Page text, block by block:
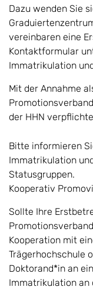
Dazu wenden Sie
vereinbaren eine
Kontaktformular
Immatrikulation
Mit der Annahme
der HHN
Bitte informieren
Immatrikulation
Statusgruppen.
Kooperativ
Sollte Ihre
Kooperation mit
Trägerhochschule
Doktorand*in an
Immatrikulation